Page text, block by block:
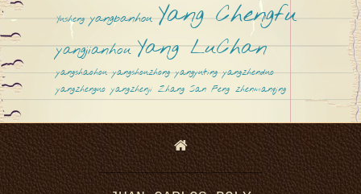
Yusheng yangbanhou Yang Chengfu
yangjianhou Yang LuChan
yangshaohou yangshouzhong yangyuting yangzhenduo
yangzhenguo yangzhenji Zhang San Feng zhenmanqing